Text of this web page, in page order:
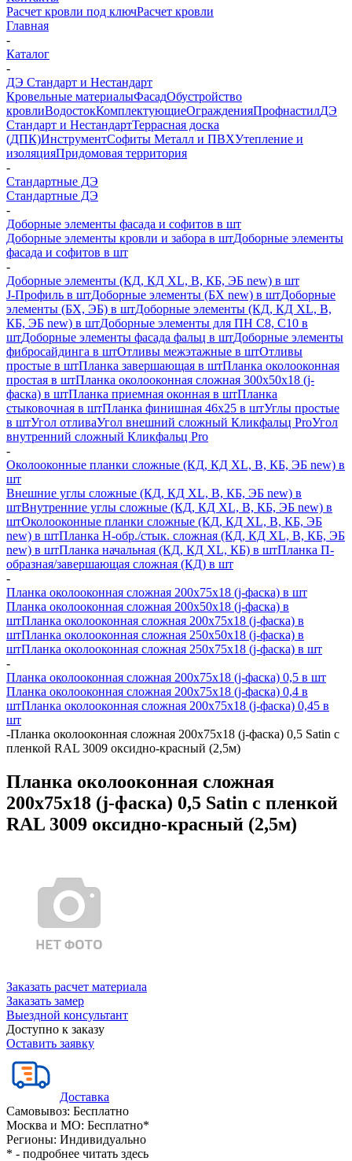
Расчет кровли под ключРасчет кровли
Главная
-
Каталог
-
ДЭ Стандарт и Нестандарт
Кровельные материалыФасадОбустройство
кровлиВодостокКомплектующиеОгражденияПрофнастилДЭ
Стандарт и НестандартТеррасная доска
(ДПК)ИнструментСофиты Металл и ПВХУтепление и
изоляцияПридомовая территория
-
Стандартные ДЭ
Стандартные ДЭ
-
Доборные элементы фасада и софитов в шт
Доборные элементы кровли и забора в штДоборные элементы
фасада и софитов в шт
-
Доборные элементы (КД, КД XL, В, КБ, ЭБ new) в шт
J-Профиль в штДоборные элементы (БХ new) в штДоборные
элементы (БХ, ЭБ) в штДоборные элементы (КД, КД XL, В,
КБ, ЭБ new) в штДоборные элементы для ПН С8, С10 в
штДоборные элементы фасада фальц в штДоборные элементы
фибросайдинга в штОтливы межэтажные в штОтливы
простые в штПланка завершающая в штПланка околооконная
простая в штПланка околооконная сложная 300х50х18 (j-
фаска) в штПланка приемная оконная в штПланка
стыковочная в штПланка финишная 46х25 в штУглы простые
в штУгол отливаУгол внешний сложный Кликфальц ProУгол
внутренний сложный Кликфальц Pro
-
Околооконные планки сложные (КД, КД XL, В, КБ, ЭБ new) в
шт
Внешние углы сложные (КД, КД XL, В, КБ, ЭБ new) в
штВнутренние углы сложные (КД, КД XL, В, КБ, ЭБ new) в
штОколооконные планки сложные (КД, КД XL, В, КБ, ЭБ
new) в штПланка H-обр./стык. сложная (КД, КД XL, В, КБ, ЭБ
new) в штПланка начальная (КД, КД XL, КБ) в штПланка П-
образная/завершающая сложная (КД) в шт
-
Планка околооконная сложная 200х75х18 (j-фаска) в шт
Планка околооконная сложная 200х50х18 (j-фаска) в
штПланка околооконная сложная 200х75х18 (j-фаска) в
штПланка околооконная сложная 250х50х18 (j-фаска) в
штПланка околооконная сложная 250х75х18 (j-фаска) в шт
-
Планка околооконная сложная 200х75х18 (j-фаска) 0,5 в шт
Планка околооконная сложная 200х75х18 (j-фаска) 0,4 в
штПланка околооконная сложная 200х75х18 (j-фаска) 0,45 в
шт
-Планка околооконная сложная 200х75х18 (j-фаска) 0,5 Satin с
пленкой RAL 3009 оксидно-красный (2,5м)
Планка околооконная сложная
200х75х18 (j-фаска) 0,5 Satin с пленкой
RAL 3009 оксидно-красный (2,5м)
Заказать расчет материала
Заказать замер
Выездной консультант
Доступно к заказу
Оставить заявку
Доставка
Самовывоз: Бесплатно
Москва и МО: Бесплатно*
Регионы: Индивидуально
* - подробнее читать здесь